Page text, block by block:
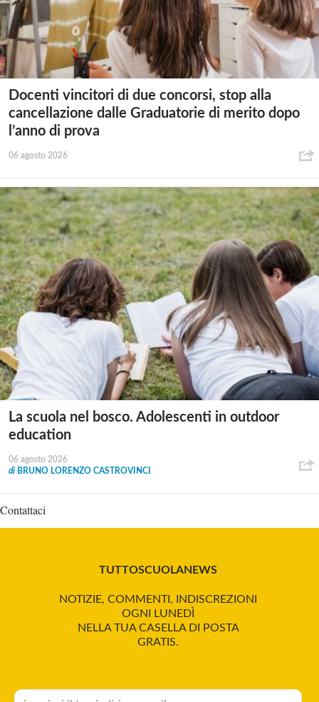
Docenti vincitori di due concorsi, stop alla
cancellazione dalle Graduatorie di merito dopo
l’anno di prova
06 agosto 2026
La scuola nel bosco. Adolescenti in outdoor
education
06 agosto 2026
di BRUNO LORENZO CASTROVINCI
Contattaci
TUTTOSCUOLANEWS
NOTIZIE, COMMENTI, INDISCREZIONI
OGNI LUNEDÌ
NELLA TUA CASELLA DI POSTA
GRATIS.